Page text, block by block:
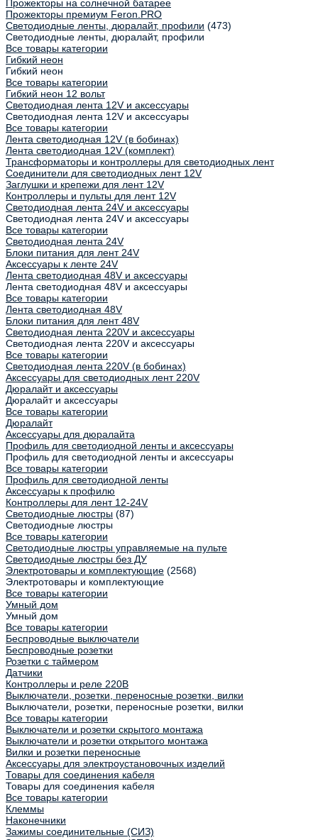
Прожекторы на солнечной батарее
Прожекторы премиум Feron.PRO
Светодиодные ленты, дюралайт, профили (473)
Светодиодные ленты, дюралайт, профили
Все товары категории
Гибкий неон
Гибкий неон
Все товары категории
Гибкий неон 12 вольт
Светодиодная лента 12V и аксессуары
Светодиодная лента 12V и аксессуары
Все товары категории
Лента светодиодная 12V (в бобинах)
Лента светодиодная 12V (комплект)
Трансформаторы и контроллеры для светодиодных лент
Соединители для светодиодных лент 12V
Заглушки и крепежи для лент 12V
Контроллеры и пульты для лент 12V
Светодиодная лента 24V и аксессуары
Светодиодная лента 24V и аксессуары
Все товары категории
Светодиодная лента 24V
Блоки питания для лент 24V
Аксессуары к ленте 24V
Лента светодиодная 48V и аксессуары
Лента светодиодная 48V и аксессуары
Все товары категории
Лента светодиодная 48V
Блоки питания для лент 48V
Светодиодная лента 220V и аксессуары
Светодиодная лента 220V и аксессуары
Все товары категории
Светодиодная лента 220V (в бобинах)
Аксессуары для светодиодных лент 220V
Дюралайт и аксессуары
Дюралайт и аксессуары
Все товары категории
Дюралайт
Аксессуары для дюралайта
Профиль для светодиодной ленты и аксессуары
Профиль для светодиодной ленты и аксессуары
Все товары категории
Профиль для светодиодной ленты
Аксессуары к профилю
Контроллеры для лент 12-24V
Светодиодные люстры (87)
Светодиодные люстры
Все товары категории
Светодиодные люстры управляемые на пульте
Светодиодные люстры без ДУ
Электротовары и комплектующие (2568)
Электротовары и комплектующие
Все товары категории
Умный дом
Умный дом
Все товары категории
Беспроводные выключатели
Беспроводные розетки
Розетки с таймером
Датчики
Контроллеры и реле 220В
Выключатели, розетки, переносные розетки, вилки
Выключатели, розетки, переносные розетки, вилки
Все товары категории
Выключатели и розетки скрытого монтажа
Выключатели и розетки открытого монтажа
Вилки и розетки переносные
Аксессуары для электроустановочных изделий
Товары для соединения кабеля
Товары для соединения кабеля
Все товары категории
Клеммы
Наконечники
Зажимы соединительные (СИЗ)